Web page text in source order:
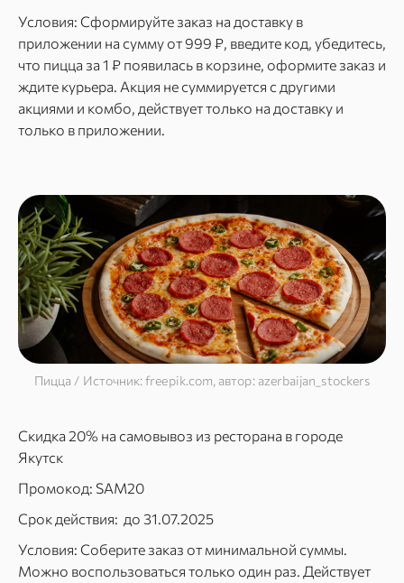
Условия: Сформируйте заказ на доставку в
приложении на сумму от 999 ₽, введите код, убедитесь,
что пицца за 1 ₽ появилась в корзине, оформите заказ и
ждите курьера. Акция не суммируется с другими
акциями и комбо, действует только на доставку и
только в приложении.
Пицца / Источник: freepik.com, автор: azerbaijan_stockers
Скидка 20% на самовывоз из ресторана в городе
Якутск
Промокод: SAM20
Срок действия: до 31.07.2025
Условия: Соберите заказ от минимальной суммы.
Можно воспользоваться только один раз. Действует